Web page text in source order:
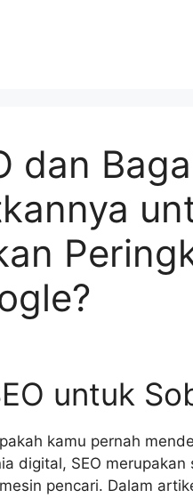
dan
untuk
kamu pernah
digital, SEO merupakan
pencari. Dalam